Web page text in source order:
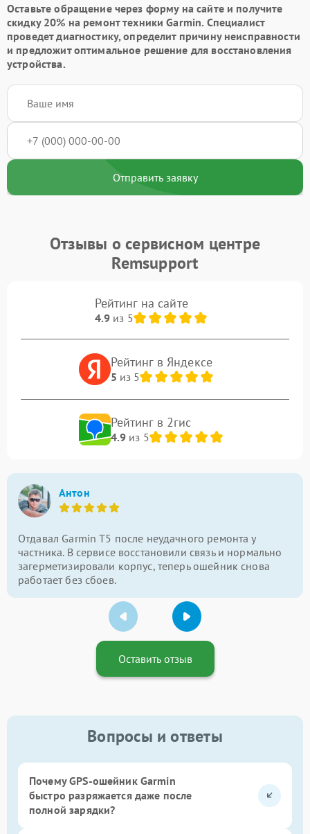
Оставьте обращение через форму на сайте и получите
скидку 20% на ремонт техники Garmin. Специалист
проведет диагностику, определит причину неисправности
и предложит оптимальное решение для восстановления
устройства.
Отправить заявку
Отзывы о сервисном центре
Remsupport
Рейтинг на сайте
4.9из 5
Рейтинг в Яндексе
5 из 5
Рейтинг в 2гис
4.9из 5
Антон
Отдавал Garmin T5 после неудачного ремонта у
частника. В сервисе восстановили связь и нормально
загерметизировали корпус, теперь ошейник снова
работает без сбоев.
Оставить отзыв
Вопросы и ответы
Почему GPS-ошейник Garmin
быстро разряжается даже после
полной зарядки?